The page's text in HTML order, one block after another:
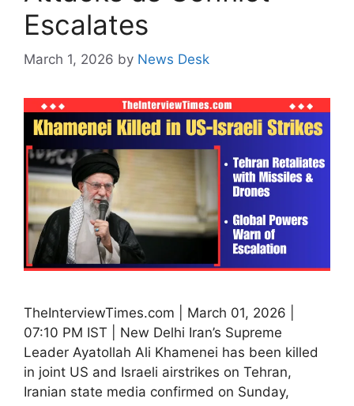
Escalates
March 1, 2026 by News Desk
TheInterviewTimes.com | March 01, 2026 |
07:10 PM IST | New Delhi Iran’s Supreme
Leader Ayatollah Ali Khamenei has been killed
in joint US and Israeli airstrikes on Tehran,
Iranian state media confirmed on Sunday,